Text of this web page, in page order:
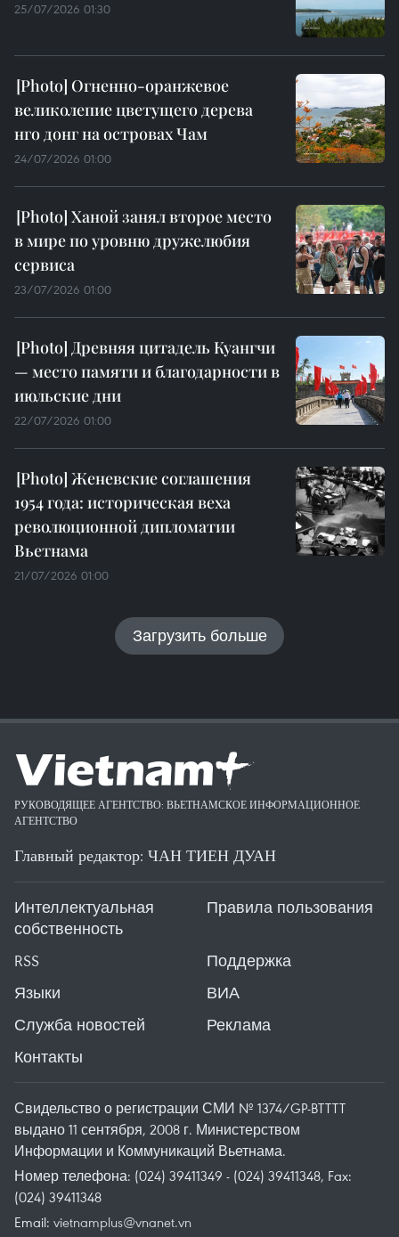
25/07/2026 01:30
Огненно-оранжевое
великолепие цветущего дерева
нго донг на островах Чам
24/07/2026 01:00
Ханой занял второе место
в мире по уровню дружелюбия
сервиса
23/07/2026 01:00
Древняя цитадель Куангчи
— место памяти и благодарности в
июльские дни
22/07/2026 01:00
Женевские соглашения
1954 года: историческая веха
революционной дипломатии
Вьетнама
21/07/2026 01:00
Загрузить больше
РУКОВОДЯЩЕЕ АГЕНТСТВО: ВЬЕТНАМСКОЕ ИНФОРМАЦИОННОЕ
АГЕНТСТВО
Главный редактор: ЧАН ТИЕН ДУАН
Интеллектуальная
собственность
Правила пользования
RSS
Поддержка
Языки
ВИА
Служба новостей
Реклама
Контакты
Свидельство о регистрации СМИ № 1374/GP-BTTTT
выдано 11 сентября, 2008 г. Министерством
Информации и Коммуникаций Вьетнама.
Номер телефона: (024) 39411349 - (024) 39411348, Fax:
(024) 39411348
Email: vietnamplus@vnanet.vn